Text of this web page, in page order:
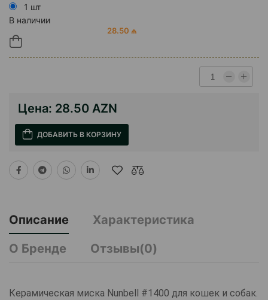
1 шт
В наличии
28.50 ₼
Цена: 28.50 AZN
ДОБАВИТЬ В КОРЗИНУ
Описание
Характеристика
О Бренде
Отзывы(0)
Керамическая миска Nunbell #1400 для кошек и собак.